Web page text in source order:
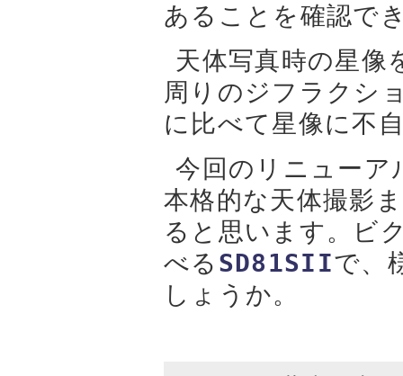
あることを確認で
天体写真時の星像
周りのジフラクシ
に比べて星像に不
今回のリニューア
本格的な天体撮影
ると思います。ビ
べる SD81SIIで、
しょうか。